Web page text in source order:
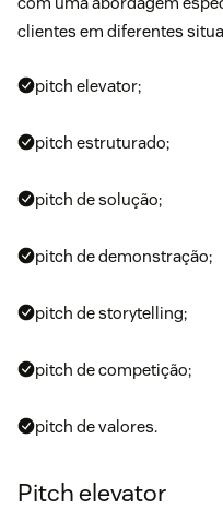
clientes em diferentes
pitch elevator;
pitch estruturado;
pitch de solução;
pitch de demonstração;
pitch de storytelling;
pitch de competição;
pitch de valores.
Pitch elevator